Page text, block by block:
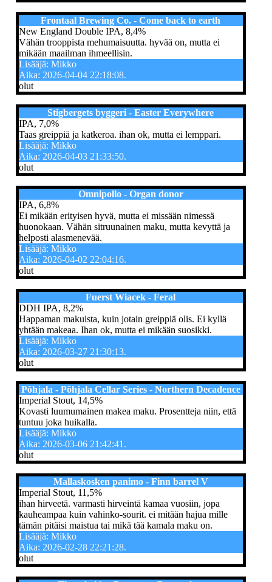
Frontaal Brewing Co. - Come back to earth
New England Double IPA, 8,4%
Vähän trooppista mehumaisuutta. hyvää on, mutta ei
mikään maailman ihmeellisin.
Lisääjä: Mikko
Aika: 2026-04-04 22:18:08.
olut
Stigbergets byggeri - Easter Everywhere
IPA, 7,0%
Taas greippiä ja katkeroa. ihan ok, mutta ei lemppari.
Lisääjä: Mikko
Aika: 2026-04-03 21:33:50.
olut
Omnipollo - Organ donor
IPA, 6,8%
Ei mikään erityisen hyvä, mutta ei missään nimessä
huonokaan. Vähän sitruunainen maku, mutta kevyttä ja
helposti alasmenevää.
Lisääjä: Mikko
Aika: 2026-04-02 22:04:16.
olut
Fuerst Wiacek - Feral
DDH IPA, 8,2%
Happaman makuista, kuin jotain greippiä olis. Ei kyllä
yhtään makeaa. Ihan ok, mutta ei mikään suosikki.
Lisääjä: Mikko
Aika: 2026-03-27 21:30:13.
olut
Põhjala - Põhjala Cellar Series - Northern Decadence
Imperial Stout, 14,5%
Kovasti luumumainen makea maku. Prosentteja niin, että
tuntuu joka huikalla.
Lisääjä: Mikko
Aika: 2026-03-06 21:42:41.
olut
Mallaskosken panimo - Finn barrel V
Imperial Stout, 11,5%
ihan hirveetä. varmasti hirveintä kamaa vuosiin, jopa
kauheampaa kuin vahinko-sourit. ei mitään hajua mille
tämän pitäisi maistua tai mikä tää kamala maku on.
Lisääjä: Mikko
Aika: 2026-02-28 22:21:28.
olut